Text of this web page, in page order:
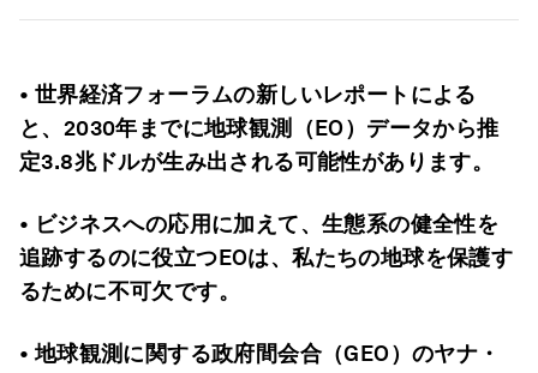
• 世界経済フォーラムの新しいレポートによる
と、2030年までに地球観測（EO）データから推
定3.8兆ドルが生み出される可能性があります。
• ビジネスへの応用に加えて、生態系の健全性を
追跡するのに役立つEOは、私たちの地球を保護す
るために不可欠です。
• 地球観測に関する政府間会合（GEO）のヤナ・